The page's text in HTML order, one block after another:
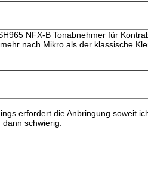
NFX-B Tonabnehmer für
nach Mikro als der klassische
erfordert die Anbringung soweit
schwierig.